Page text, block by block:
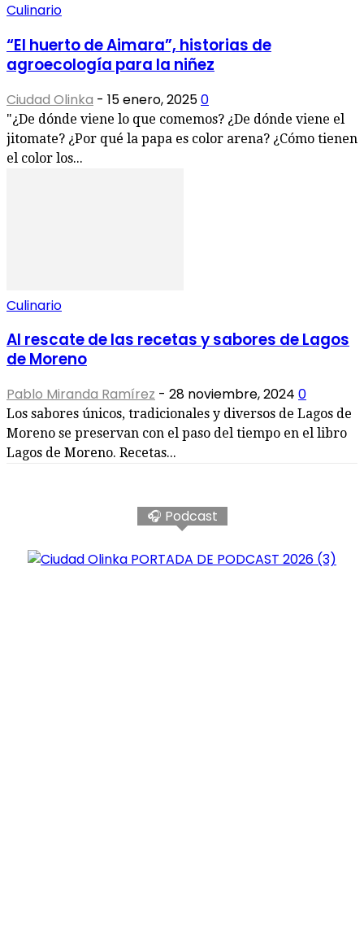
Culinario
“El huerto de Aimara”, historias de
agroecología para la niñez
Ciudad Olinka - 15 enero, 20250
"¿De dónde viene lo que comemos? ¿De dónde viene el
jitomate? ¿Por qué la papa es color arena? ¿Cómo tienen
el color los...
Culinario
Al rescate de las recetas y sabores de Lagos
de Moreno
Pablo Miranda Ramírez - 28 noviembre, 2024 0
Los sabores únicos, tradicionales y diversos de Lagos de
Moreno se preservan con el paso del tiempo en el libro
Lagos de Moreno. Recetas...
🎧 Podcast